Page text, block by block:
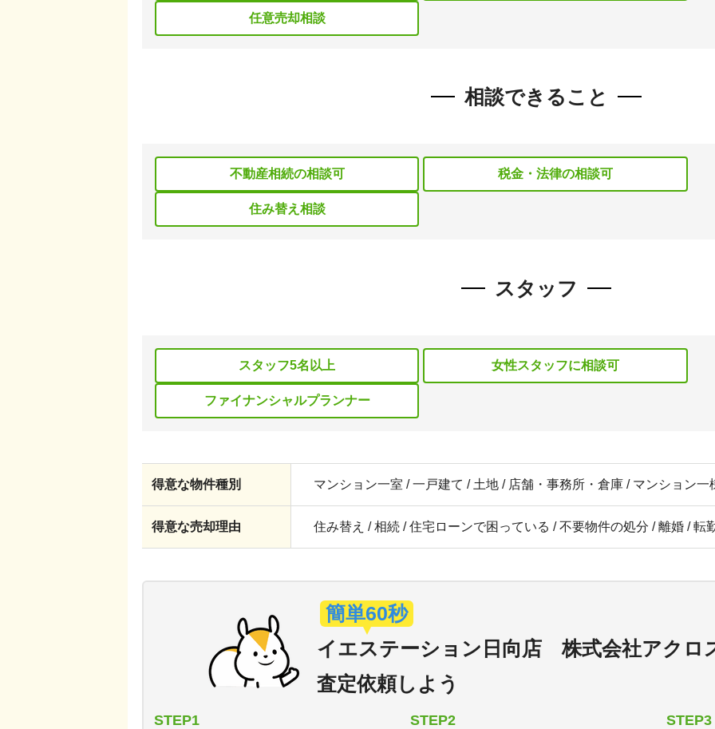
任意売却相談
相談できること
不動産相続の相談可 税金・法律の相談可
住み替え相談
スタッフ
スタッフ5名以上 女性スタッフに相談可
ファイナンシャルプランナー
得意な物件種別 マンション一室 / 一戸建て / 土地 / 店舗・事務所・倉庫 / マンション
得意な売却理由 住み替え / 相続 / 住宅ローンで困っている / 不要物件の処分 / 離婚 / 転
簡単60秒
イエステーション日向店 株式会社アクロ
査定依頼しよう
STEP1 STEP2 STEP3